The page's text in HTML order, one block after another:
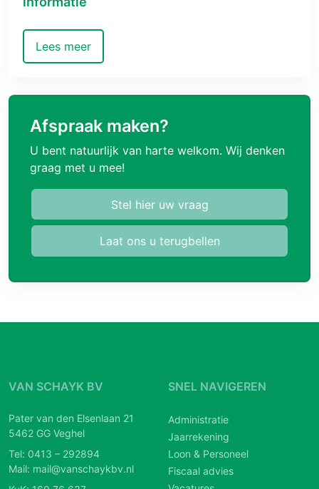
Lees meer
Afspraak maken?
U bent natuurlijk van harte welkom. Wij denken
graag met u mee!
Stel hier uw vraag
Laat ons u terugbellen
VAN SCHAYK BV
Pater van den Elsenlaan 21
5462 GG Veghel
Tel: 0413 – 292894
Mail: mail@vanschaykbv.nl
SNEL NAVIGEREN
Administratie
Jaarrekening
Loon & Personeel
Fiscaal advies